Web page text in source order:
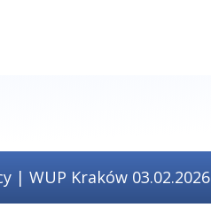
| WUP Kraków 03.02.2026